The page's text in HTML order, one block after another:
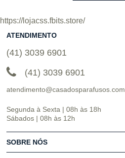
https://lojacss.fbits.store/
ATENDIMENTO
(41) 3039 6901
(41) 3039 6901
atendimento@casadosparafusos.com
Segunda à Sexta | 08h às 18h
Sábados | 08h às 12h
SOBRE NÓS